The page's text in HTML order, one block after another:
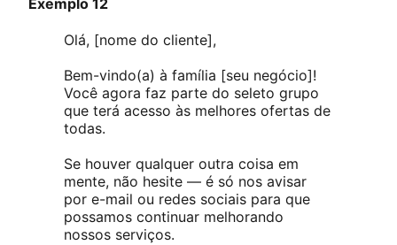
Exemplo 12
Olá, [nome do cliente],
Bem-vindo(a) à família [seu negócio]!
Você agora faz parte do seleto grupo
que terá acesso às melhores ofertas de
todas.
Se houver qualquer outra coisa em
mente, não hesite — é só nos avisar
por e-mail ou redes sociais para que
possamos continuar melhorando
nossos serviços.